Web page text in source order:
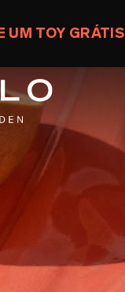
UM TOY GRÁTIS